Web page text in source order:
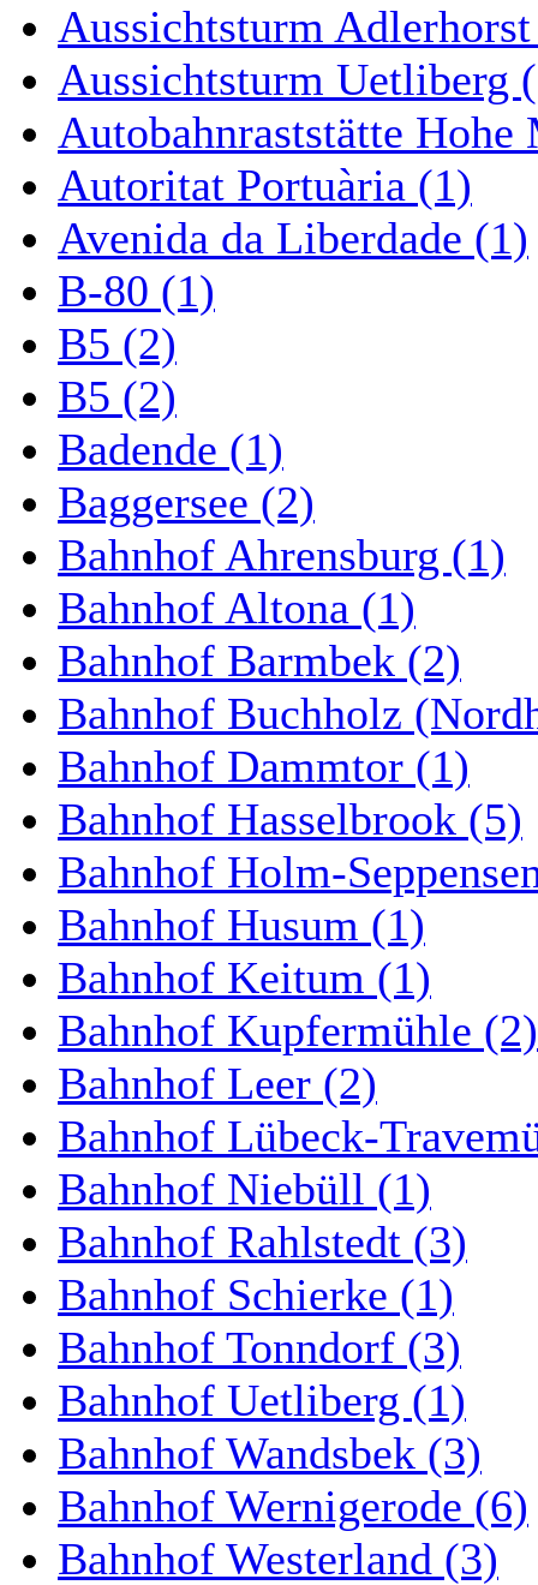
Aussichtsturm
Aussichtsturm Uetliberg
Autobahnraststätte Hohe
Autoritat Portuària (1)
Avenida da Liberdade (1)
B-80 (1)
B5 (2)
B5 (2)
Badende (1)
Baggersee (2)
Bahnhof Ahrensburg (1)
Bahnhof Altona (1)
Bahnhof Barmbek (2)
Bahnhof Buchholz
Bahnhof Dammtor (1)
Bahnhof Hasselbrook (5)
Bahnhof Holm-
Bahnhof Husum (1)
Bahnhof Keitum (1)
Bahnhof Kupfermühle (2)
Bahnhof Leer (2)
Bahnhof Lübeck-
Bahnhof Niebüll (1)
Bahnhof Rahlstedt (3)
Bahnhof Schierke (1)
Bahnhof Tonndorf (3)
Bahnhof Uetliberg (1)
Bahnhof Wandsbek (3)
Bahnhof Wernigerode (6)
Bahnhof Westerland (3)